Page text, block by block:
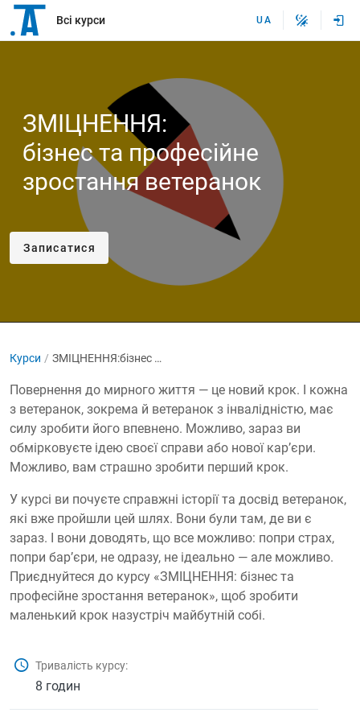
Всі курси UA
ЗМІЦНЕННЯ:
бізнес та професійне
зростання ветеранок
Записатися
Курси ЗМІЦНЕННЯ:бізнес та професійне зростання ветеранок
Повернення до мирного життя — це новий крок. І кожна
з ветеранок, зокрема й ветеранок з інвалідністю, має
силу зробити його впевнено. Можливо, зараз ви
обмірковуєте ідею своєї справи або нової карʼєри.
Можливо, вам страшно зробити перший крок.
У курсі ви почуєте справжні історії та досвід ветеранок,
які вже пройшли цей шлях. Вони були там, де ви є
зараз. І вони доводять, що все можливо: попри страх,
попри барʼєри, не одразу, не ідеально — але можливо.
Приєднуйтеся до курсу «ЗМІЦНЕННЯ: бізнес та
професійне зростання ветеранок», щоб зробити
маленький крок назустріч майбутній собі.
Тривалість курсу:
8 годин